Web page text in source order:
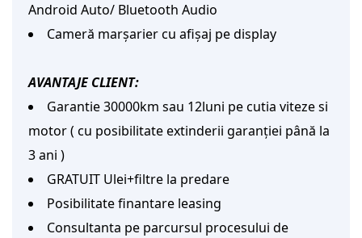
Android Auto/ Bluetooth Audio
Cameră marșarier cu afișaj pe display
AVANTAJE CLIENT:
Garantie 30000km sau 12luni pe cutia viteze si
motor ( cu posibilitate extinderii garanției până la
3 ani )
GRATUIT Ulei+filtre la predare
Posibilitate finantare leasing
Consultanta pe parcursul procesului de